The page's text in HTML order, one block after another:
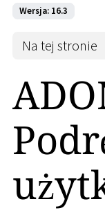
Wersja: 16.3
Na tej stronie